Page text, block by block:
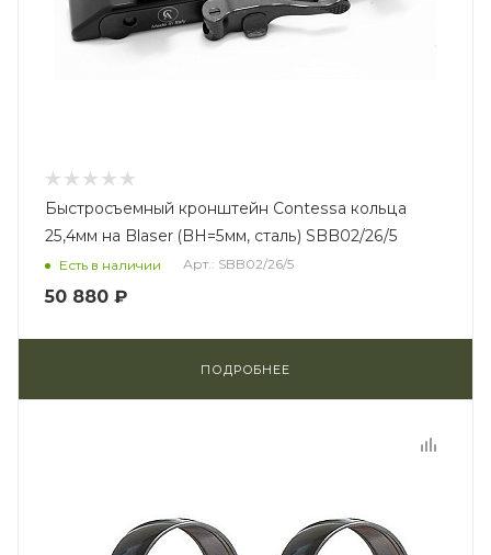
Быстросъемный кронштейн Contessa кольца
25,4мм на Blaser (BH=5мм, сталь) SBB02/26/5
Есть в наличии Арт.: SBB02/26/5
50 880 ₽
ПОДРОБНЕЕ